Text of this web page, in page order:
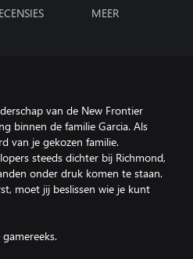
MEER
van de New Frontier
binnen de familie Garcia. Als
van je gekozen familie.
steeds dichter bij Richmond,
onder druk komen te staan.
moet jij beslissen wie je kunt